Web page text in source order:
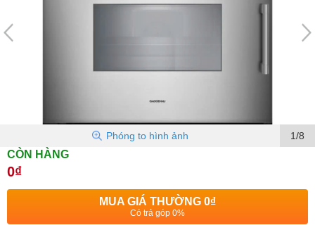
1/8
Phóng to hình ảnh
CÒN HÀNG
0₫
MUA GIÁ THƯỜNG 0₫
Có trả góp 0%